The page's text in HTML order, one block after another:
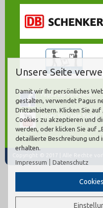
Pagus auf Facebook
Unser YouTube Kanal
Unsere Seite
Damit wir Ihr persönliches
gestalten, verwendet Pagus
Drittanbietern. Klicken Sie auf
Cookies zu akzeptieren und
werden, oder klicken Sie auf
detaillierte Beschreibung und
erhalten.
Impressum Datenschutz